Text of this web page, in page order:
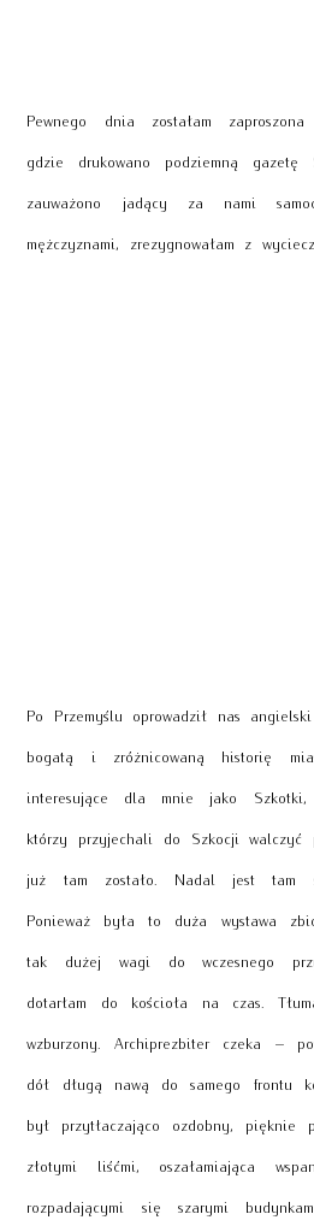
Pewnego dnia zostałam
gdzie drukowano podziemną gazetę
zauważono jadący za nami
mężczyznami, zrezygnowałam z
Po Przemyślu oprowadził nas
bogatą i zróżnicowaną historię
interesujące dla mnie jako Szkotki,
którzy przyjechali do Szkocji walczyć
już tam zostało. Nadal jest tam
Ponieważ była to duża wystawa
tak dużej wagi do wczesnego
dotarłam do kościoła na czas.
wzburzony. Archiprezbiter czeka –
dół długą nawą do samego frontu
był przytłaczająco ozdobny, pięknie
złotymi liśćmi, oszałamiająca
rozpadającymi się szarymi